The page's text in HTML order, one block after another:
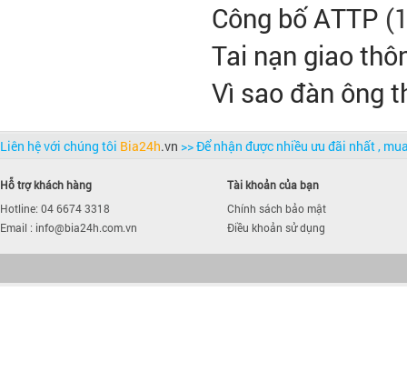
Công bố ATTP
Tai nạn giao
Vì sao đàn ông
Liên hệ với chúng tôi Bia24h.vn >> Để nhận được nhiều ưu đãi nhất ,
Hỗ trợ khách hàng
Hotline: 04 6674 3318
Email : info@bia24h.com.vn
Tài khoản của bạn
Chính sách bảo mật
Điều khoản sử dụng